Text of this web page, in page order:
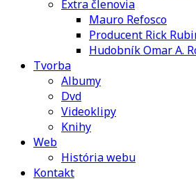
Extra členovia
Mauro Refosco
Producent Rick
Hudobník Omar A.
Tvorba
Albumy
Dvd
Videoklipy
Knihy
Web
História webu
Kontakt